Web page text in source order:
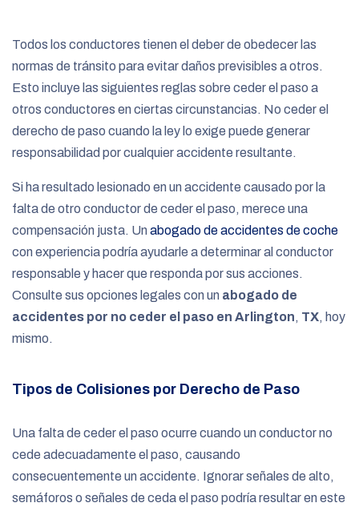
Todos los conductores tienen el deber de obedecer las
normas de tránsito para evitar daños previsibles a otros.
Esto incluye las siguientes reglas sobre ceder el paso a
otros conductores en ciertas circunstancias. No ceder el
derecho de paso cuando la ley lo exige puede generar
responsabilidad por cualquier accidente resultante.
Si ha resultado lesionado en un accidente causado por la
falta de otro conductor de ceder el paso, merece una
compensación justa. Un abogado de accidentes de coche
con experiencia podría ayudarle a determinar al conductor
responsable y hacer que responda por sus acciones.
Consulte sus opciones legales con un abogado de
accidentes por no ceder el paso en Arlington, TX, hoy
mismo.
Tipos de Colisiones por Derecho de Paso
Una falta de ceder el paso ocurre cuando un conductor no
cede adecuadamente el paso, causando
consecuentemente un accidente. Ignorar señales de alto,
semáforos o señales de ceda el paso podría resultar en este